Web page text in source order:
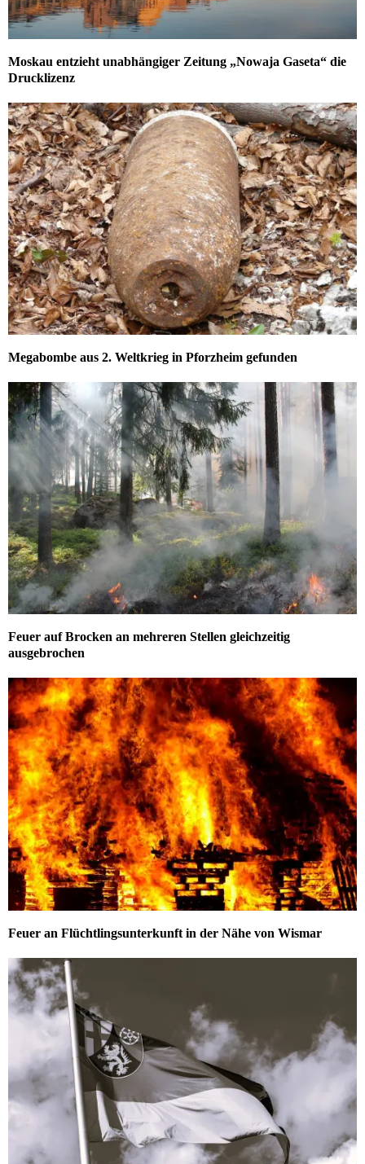
Moskau entzieht unabhängiger Zeitung „Nowaja Gaseta“ die
Drucklizenz
Megabombe aus 2. Weltkrieg in Pforzheim gefunden
Feuer auf Brocken an mehreren Stellen gleichzeitig
ausgebrochen
Feuer an Flüchtlingsunterkunft in der Nähe von Wismar